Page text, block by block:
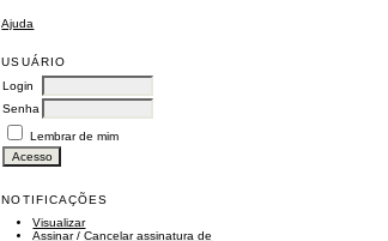
Ajuda
USUÁRIO
Login
Senha
Lembrar de mim
NOTIFICAÇÕES
Visualizar
Assinar/Cancelar assinatura de